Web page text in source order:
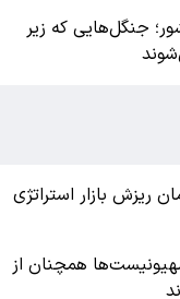
جنگل‌هایی که زیر
ریزش بازار استراتژی
همچنان از